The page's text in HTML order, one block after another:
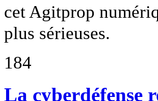
cet Agitprop
plus sérieuses.
184
La cyberdéfense